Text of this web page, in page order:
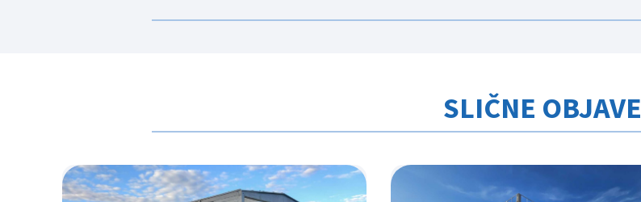
SLIČNE OBJAVE